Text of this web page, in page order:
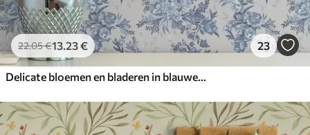
22.05€13.23€ 23
Delicate bloemen en bladeren in blauwe en blauwe kleuren op een lichte achtergrond